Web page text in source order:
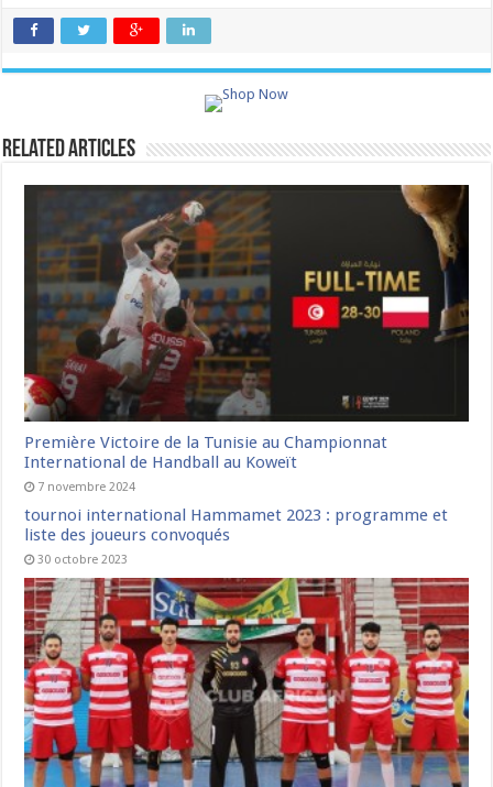
Related Articles
Première Victoire de la Tunisie au Championnat
International de Handball au Koweït
7 novembre 2024
tournoi international Hammamet 2023 : programme et
liste des joueurs convoqués
30 octobre 2023